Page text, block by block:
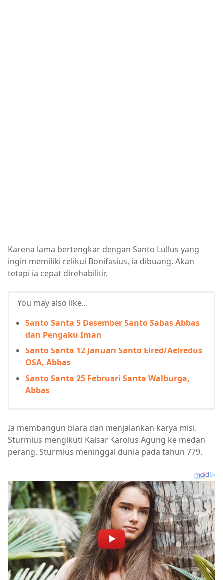
Karena lama bertengkar dengan Santo Lullus yang
ingin memiliki relikui Bonifasius, ia dibuang. Akan
tetapi ia cepat direhabilitir.
You may also like...
Santo Santa 5 Desember Santo Sabas Abbas
dan Pengaku Iman
Santo Santa 12 Januari Santo Elred/Aelredus
OSA, Abbas
Santo Santa 25 Februari Santa Walburga,
Abbas
Ia membangun biara dan menjalankan karya misi.
Sturmius mengikuti Kaisar Karolus Agung ke medan
perang. Sturmius meninggal dunia pada tahun 779.